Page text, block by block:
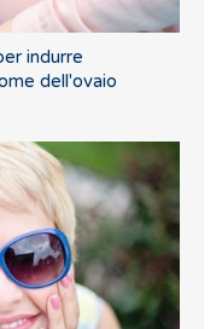
indurre
dell'ovaio